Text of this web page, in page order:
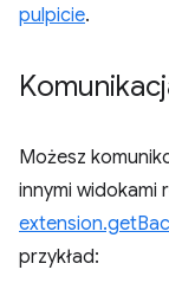
pulpicie.
Możesz
innymi widokami
przykład: